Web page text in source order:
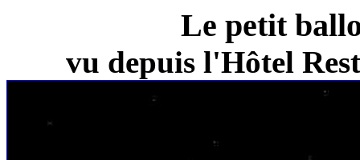
Le petit
vu depuis l'Hôtel